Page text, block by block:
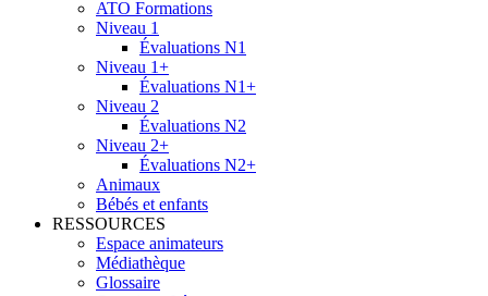
ATO Formations
Niveau 1
Évaluations N1
Niveau 1+
Évaluations N1+
Niveau 2
Évaluations N2
Niveau 2+
Évaluations N2+
Animaux
Bébés et enfants
RESSOURCES
Espace animateurs
Médiathèque
Glossaire